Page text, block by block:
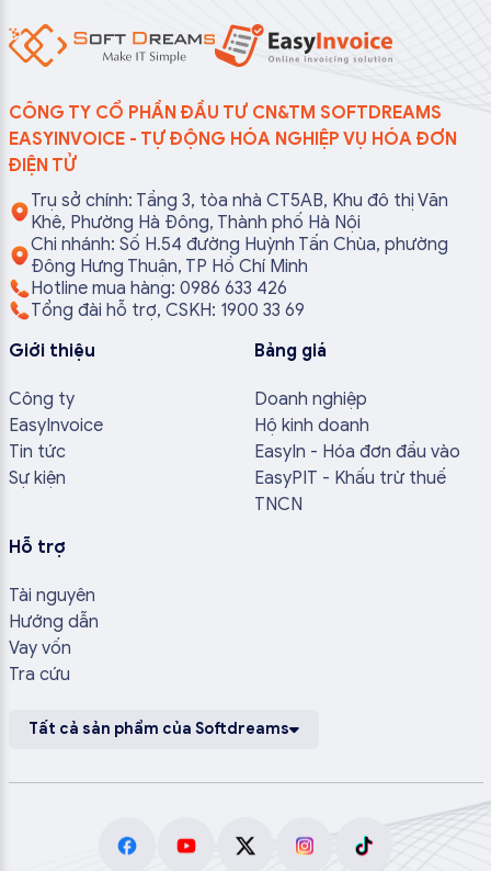
CÔNG TY CỔ PHẦN ĐẦU TƯ CN&TM SOFTDREAMS
EASYINVOICE - TỰ ĐỘNG HÓA NGHIỆP VỤ HÓA ĐƠN
ĐIỆN TỬ
Trụ sở chính: Tầng 3, tòa nhà CT5AB, Khu đô thị Văn
Khê, Phường Hà Đông, Thành phố Hà Nội
Chi nhánh: Số H.54 đường Huỳnh Tấn Chùa, phường
Đông Hưng Thuận, TP Hồ Chí Minh
Hotline mua hàng: 0986 633 426
Tổng đài hỗ trợ, CSKH: 1900 33 69
Giới thiệu
Công ty
EasyInvoice
Tin tức
Sự kiện
Bảng giá
Doanh nghiệp
Hộ kinh doanh
EasyIn - Hóa đơn đầu vào
EasyPIT - Khấu trừ thuế
TNCN
Hỗ trợ
Tài nguyên
Hướng dẫn
Vay vốn
Tra cứu
Tất cả sản phẩm của Softdreams